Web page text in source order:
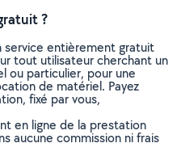
?
service entièrement gratuit
tout utilisateur cherchant un
ou particulier, pour une
de matériel. Payez
fixé par vous,
en ligne de la prestation
aucune commission ni frais